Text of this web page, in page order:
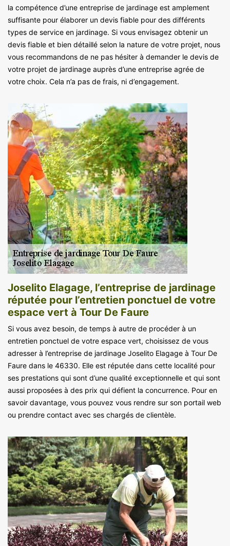
la compétence d’une entreprise de jardinage est amplement
suffisante pour élaborer un devis fiable pour des différents
types de service en jardinage. Si vous envisagez obtenir un
devis fiable et bien détaillé selon la nature de votre projet, nous
vous recommandons de ne pas hésiter à demander le devis de
votre projet de jardinage auprès d’une entreprise agrée de
votre choix. Cela n’a pas de frais, ni d’engagement.
Joselito Elagage, l’entreprise de jardinage
réputée pour l’entretien ponctuel de votre
espace vert à Tour De Faure
Si vous avez besoin, de temps à autre de procéder à un
entretien ponctuel de votre espace vert, choisissez de vous
adresser à l’entreprise de jardinage Joselito Elagage à Tour De
Faure dans le 46330. Elle est réputée dans cette localité pour
ses prestations qui sont d’une qualité exceptionnelle et qui sont
aussi proposées à des prix qui défient la concurrence. Pour en
savoir davantage, vous pouvez vous rendre sur son portail web
ou prendre contact avec ses chargés de clientèle.